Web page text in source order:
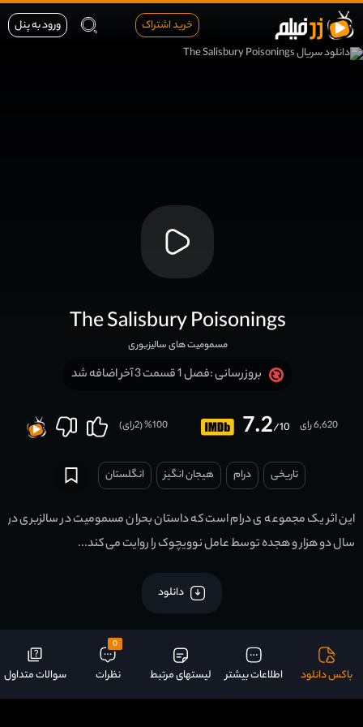
خرید اشتراک ورود به پنل
The Salisbury Poisonings
مسمومیت های سالیزبوری
بروزرسانی :فصل 1 قسمت 3 آخر اضافه شد
7.2/10 6,620 رای 100
% (
2رای)
تاریخی درام هیجان انگیز انگلستان
این اثر یک مجموعه ی درام است که داستان بحران مسمومیت در سالزبری در
سال دو هزار و هجده توسط عامل نوویچوک را روایت می کند...
دانلود
باکس دانلود اطلاعات بیشتر لیستهای مرتبط
0
نظرات سوالات متداول